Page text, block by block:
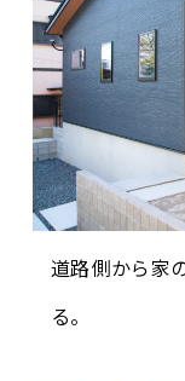
道路側から家
る。